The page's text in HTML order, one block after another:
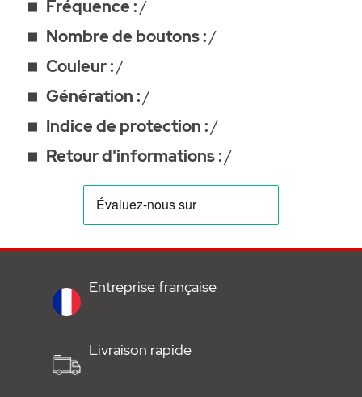
Fréquence :/
Nombre de boutons :/
Couleur :/
Génération :/
Indice de protection :/
Retour d'informations :/
Entreprise française
Livraison rapide